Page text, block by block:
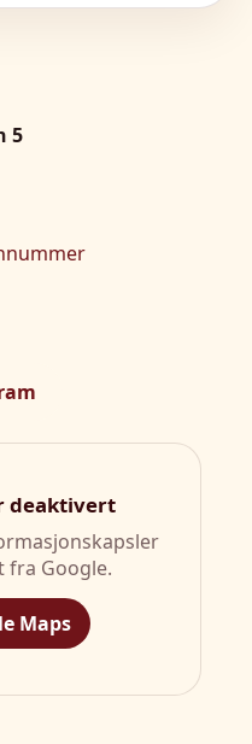
5
deaktivert
fra Google.
Maps